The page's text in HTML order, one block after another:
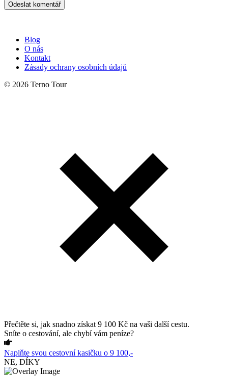
Blog
O nás
Kontakt
Zásady ochrany osobních údajů
© 2026 Terno Tour
Přečtěte si, jak snadno získat 9 100 Kč na vaši další cestu.
Sníte o cestování, ale chybí vám peníze?
Naplňte svou cestovní kasičku o 9 100,-
NE, DÍKY